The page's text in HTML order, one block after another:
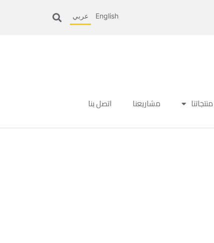
English عربي
منتجاتنا مشاريعنا اتصل بنا